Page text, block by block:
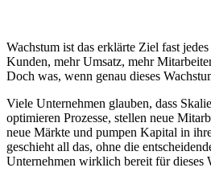
Wachstum ist das erklärte Ziel fast
Kunden, mehr Umsatz, mehr
Doch was, wenn genau dieses
Viele Unternehmen glauben, dass
optimieren Prozesse, stellen neue
neue Märkte und pumpen Kapital in
geschieht all das, ohne die
Unternehmen wirklich bereit für dieses